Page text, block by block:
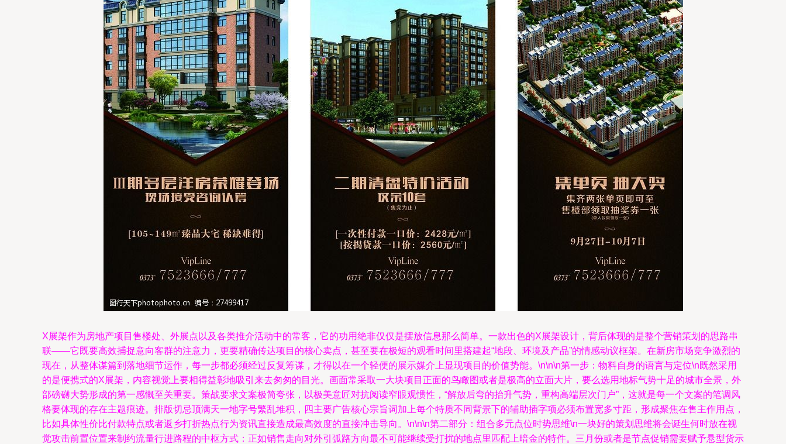
X展架作为房地产项目售楼处、外展点以及各类推介活动中的常客，它的功用绝非仅仅是摆放信息那么简单。一款出色的X展架设计，背后体现的是整个营销策划的思路串
联——它既要高效捕捉意向客群的注意力，更要精确传达项目的核心卖点，甚至要在极短的观看时间里搭建起“地段、环境及产品”的情感动议框架。在新房市场竞争激烈的
现在，从整体谋篇到落地细节运作，每一步都必须经过反复筹谋，才得以在一个轻便的展示媒介上显现项目的价值势能。\n\n\n第一步：物料自身的语言与定位\n既然采用
的是便携式的X展架，内容视觉上要相得益彰地吸引来去匆匆的目光。画面常采取一大块项目正面的鸟瞰图或者是极高的立面大片，要么选用地标气势十足的城市全景，外
部磅礴大势形成的第一感慨至关重要。策战要求文案极简夸张，以极美意匠对抗阅读窄眼观惯性，“解放后弯的抬升气势，重构高端层次门户”，这就是每一个文案的笔调风
格要体现的存在主题痕迹。排版切忌顶满天一地字号繁乱堆积，四主要广告核心宗旨词加上每个特质不同背景下的辅助插字项必须布置宽多寸距，形成聚焦在售主作用点，
比如具体性价比付款特点或者返乡打折热点行为资讯直接造成最高效度的直接冲击导向。\n\n\n第二部分：组合多元点位时势思维\n一块好的策划思维将会诞生何时放在视
觉攻击前置位置来制约流量行进路程的中枢方式：正如销售走向对外引弧路方向最不可能继续受打扰的地点里匹配上暗金的特件。三月份或者是节点促销需要赋予悬型货示